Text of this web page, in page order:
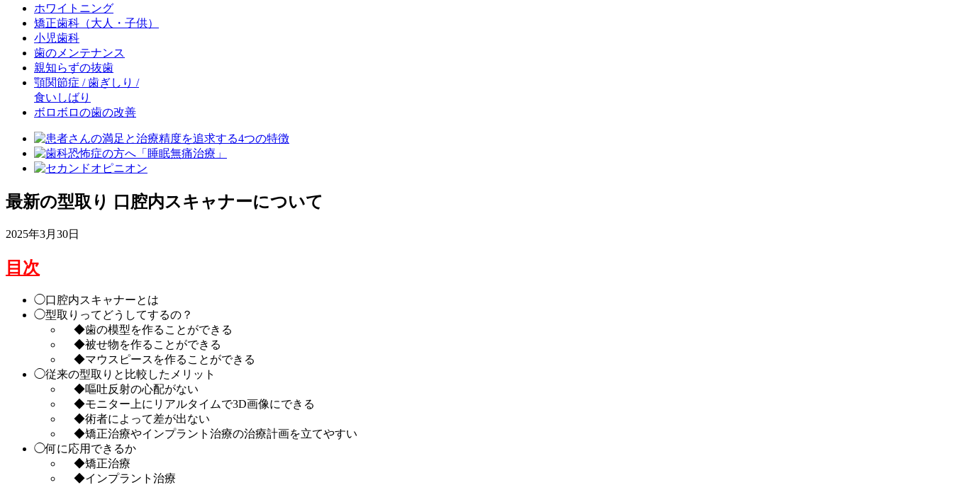
ホワイトニング
矯正歯科 （大人・子供）
小児歯科
歯のメンテナンス
親知らずの抜歯
顎関節症 / 歯ぎしり /
食いしばり
ボロボロの歯の改善
最新の型取り 口腔内スキャナーについて
2025年3月30日
目次
◯口腔内スキャナーとは
◯型取りってどうしてするの？
◆歯の模型を作ることができる
◆被せ物を作ることができる
◆マウスピースを作ることができる
◯従来の型取りと比較したメリット
◆嘔吐反射の心配がない
◆モニター上にリアルタイムで3D画像にできる
◆術者によって差が出ない
◆矯正治療やインプラント治療の治療計画を立てやすい
◯何に応用できるか
◆矯正治療
◆インプラント治療